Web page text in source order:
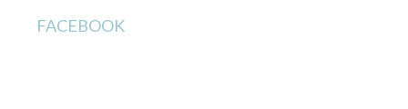
FACEBOOK